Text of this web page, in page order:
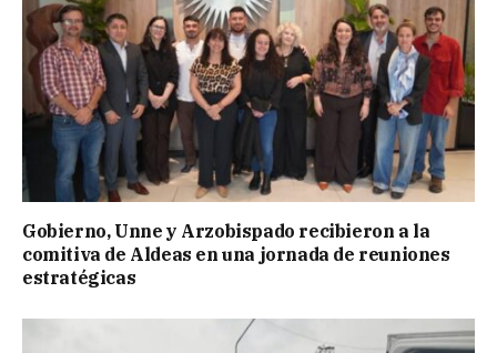
Gobierno, Unne y Arzobispado recibieron a la
comitiva de Aldeas en una jornada de reuniones
estratégicas